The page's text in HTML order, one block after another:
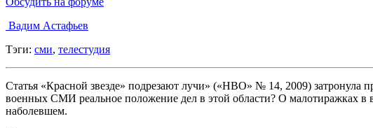
Вадим Астафьев
Тэги: сми, телестудия
Статья «Красной звезде» подрезают лучи» («НВО» № 14, 2009) затронула
военных СМИ реальное положение дел в этой области? О малотиражках в
наболевшем.